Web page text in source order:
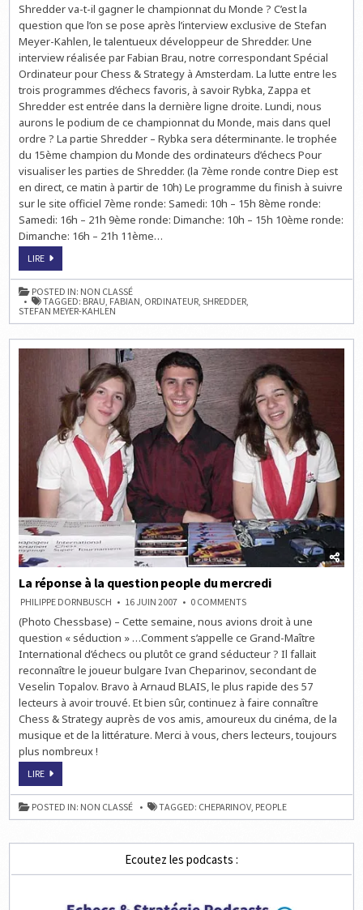
CHAMPIONNAT
DU
MONDE
D'ÉCHECS
DES
ORDINATEURS:
QUI
VA
GAGNER
?
Shredder va-t-il gagner le championnat du Monde ? C’est la
question que l’on se pose après l’interview exclusive de Stefan
Meyer-Kahlen, le talentueux développeur de Shredder. Une
interview réalisée par Fabian Brau, notre correspondant Spécial
Ordinateur pour Chess & Strategy à Amsterdam. La lutte entre les
trois programmes d’échecs favoris, à savoir Rybka, Zappa et
Shredder est entrée dans la dernière ligne droite. Lundi, nous
aurons le podium de ce championnat du Monde, mais dans quel
ordre ? La partie Shredder – Rybka sera déterminante. le trophée
du 15ème champion du Monde des ordinateurs d’échecs Pour
visualiser les parties de Shredder. (la 7ème ronde contre Diep est
en direct, ce matin à partir de 10h) Le programme du finish à suivre
sur le site officiel 7ème ronde: Samedi: 10h – 15h 8ème ronde:
Samedi: 16h – 21h 9ème ronde: Dimanche: 10h – 15h 10ème ronde:
Dimanche: 16h – 21h 11ème…
LIRELE
DU
MONDE
D'ÉCHECS
DES
ORDINATEURS:
QUI
POSTED IN: NON CLASSÉ
TAGGED: BRAU FABIAN ORDINATEUR ,SHREDDER
STEFAN MEYER-KAHLEN
La réponse à la question people du mercredi
PHILIPPE DORNBUSCH 16 JUIN 2007 0 COMMENTSON
RÉPONSE
LA
QUESTION
PEOPLE
DU
MERCREDI
(Photo Chessbase) – Cette semaine, nous avions droit à une
question « séduction » …Comment s’appelle ce Grand-Maître
International d’échecs ou plutôt ce grand séducteur ? Il fallait
reconnaître le joueur bulgare Ivan Cheparinov, secondant de
Veselin Topalov. Bravo à Arnaud BLAIS, le plus rapide des 57
lecteurs à avoir trouvé. Et bien sûr, continuez à faire connaître
Chess & Strategy auprès de vos amis, amoureux du cinéma, de la
musique et de la littérature. Merci à vous, chers lecteurs, toujours
plus nombreux !
LIRELA
À
LA
QUESTION
PEOPLE
MERCREDI
POSTED IN: NON CLASSÉ TAGGED: CHEPARINOV, PEOPLE
Ecoutez les podcasts :